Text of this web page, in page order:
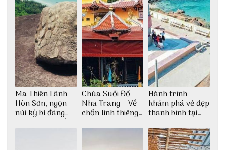
Ma Thiên Lãnh
Hòn Sơn, ngọn
núi kỳ bí đáng
khám phá nhất
Chùa Suối Đổ
Nha Trang – Về
chốn linh thiêng
thiền định
Hành trình
khám phá vẻ đẹp
thanh bình tại
Đảo Phú Quý